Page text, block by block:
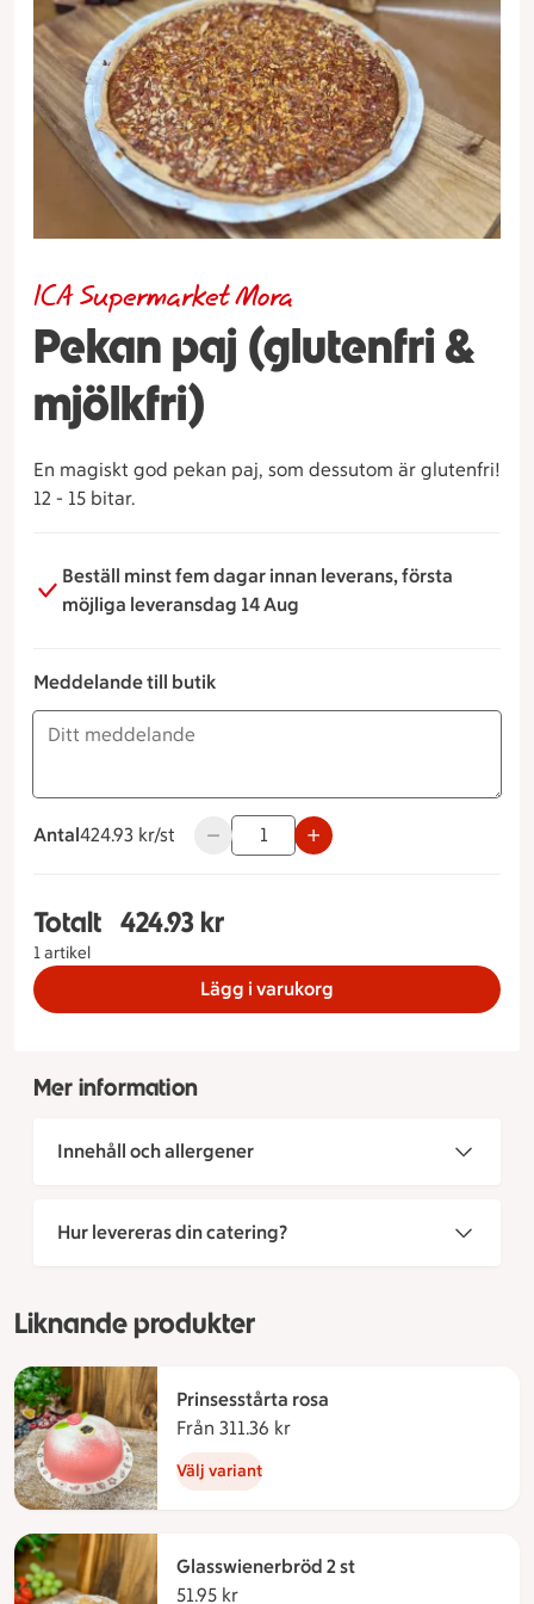
Pekan paj (glutenfri &
mjölkfri)
ICA Supermarket Mora
En magiskt god pekan paj, som dessutom är glutenfri!
12 - 15 bitar.
Beställ minst fem dagar innan leverans, första
möjliga leveransdag 14 Aug
Meddelande till butik
Antal
424.93 kronor styck
424.93 kr/st Använd knapparna för att minska
Totalt
1 artikel
Totalt 1 stycken Pekan paj (glutenfri & mjölkfri),
424.93 kr
Lägg i varukorg
Mer information
Innehåll och allergener
Hur levereras din catering?
Liknande produkter
Prinsesstårta rosa
Från 311.36 kr
Välj variant
Glasswienerbröd 2 st
51.95 kr